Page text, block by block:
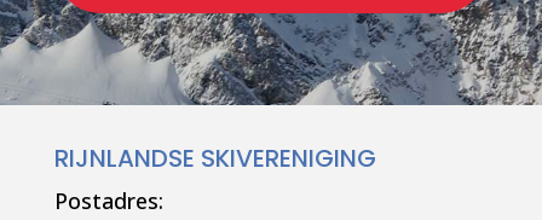
RIJNLANDSE SKIVERENIGING
Postadres: